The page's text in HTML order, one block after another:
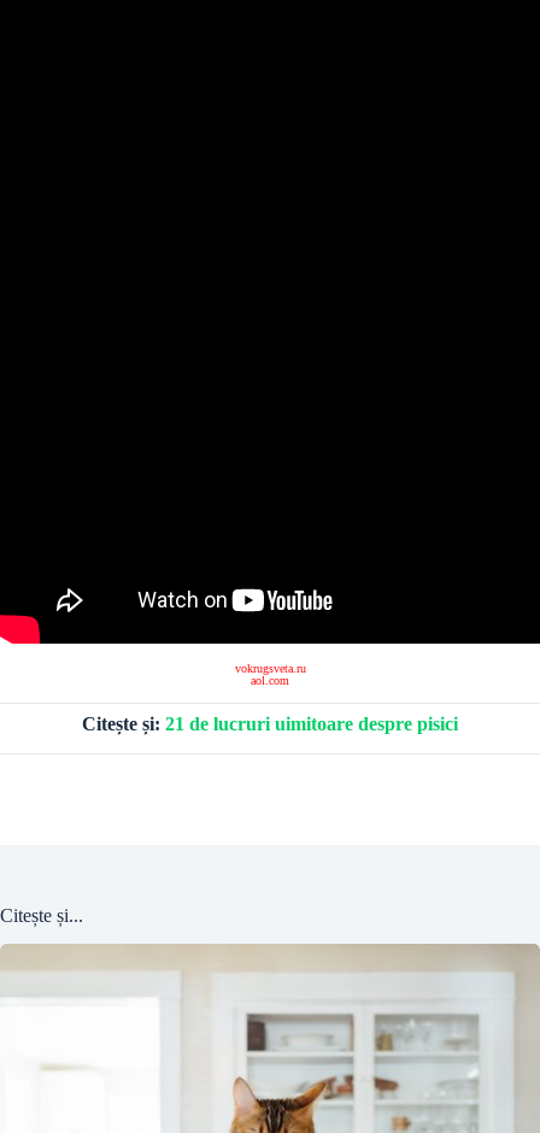
vokrugsveta.ru
aol.com
Citește și: 21 de lucruri uimitoare despre pisici
Citește și...